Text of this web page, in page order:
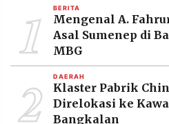
1 BERITA
Mengenal A.
Asal Sumenep di
MBG
2 DAERAH
Klaster Pabrik
Direlokasi ke
Bangkalan